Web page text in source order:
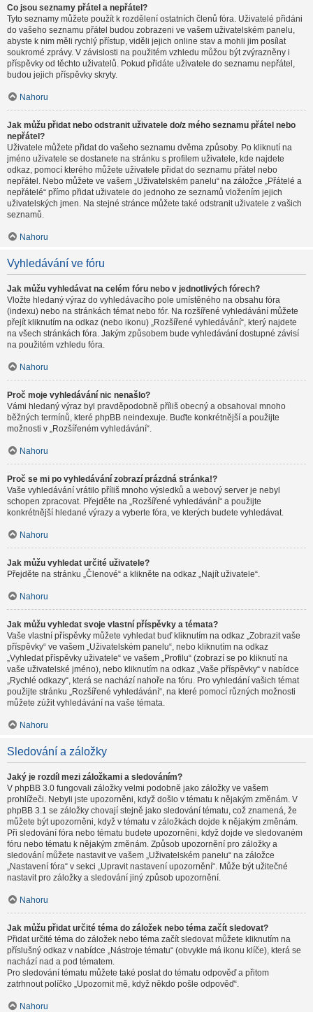
Co jsou seznamy přátel a nepřátel?
Tyto seznamy můžete použít k rozdělení ostatních členů fóra. Uživatelé přidáni
do vašeho seznamu přátel budou zobrazeni ve vašem uživatelském panelu,
abyste k nim měli rychlý přístup, viděli jejich online stav a mohli jim posílat
soukromé zprávy. V závislosti na použitém vzhledu můžou být zvýrazněny i
příspěvky od těchto uživatelů. Pokud přidáte uživatele do seznamu nepřátel,
budou jejich příspěvky skryty.
Nahoru
Jak můžu přidat nebo odstranit uživatele do/z mého seznamu přátel nebo
nepřátel?
Uživatele můžete přidat do vašeho seznamu dvěma způsoby. Po kliknutí na
jméno uživatele se dostanete na stránku s profilem uživatele, kde najdete
odkaz, pomocí kterého můžete uživatele přidat do seznamu přátel nebo
nepřátel. Nebo můžete ve vašem „Uživatelském panelu“ na záložce „Přátelé a
nepřátelé“ přímo přidat uživatele do jednoho ze seznamů vložením jejich
uživatelských jmen. Na stejné stránce můžete také odstranit uživatele z vašich
seznamů.
Nahoru
Vyhledávání ve fóru
Jak můžu vyhledávat na celém fóru nebo v jednotlivých fórech?
Vložte hledaný výraz do vyhledávacího pole umístěného na obsahu fóra
(indexu) nebo na stránkách témat nebo fór. Na rozšířené vyhledávání můžete
přejít kliknutím na odkaz (nebo ikonu) „Rozšířené vyhledávání“, který najdete
na všech stránkách fóra. Jakým způsobem bude vyhledávání dostupné závisí
na použitém vzhledu fóra.
Nahoru
Proč moje vyhledávání nic nenašlo?
Vámi hledaný výraz byl pravděpodobně příliš obecný a obsahoval mnoho
běžných termínů, které phpBB neindexuje. Buďte konkrétnější a použijte
možnosti v „Rozšířeném vyhledávání“.
Nahoru
Proč se mi po vyhledávání zobrazí prázdná stránka!?
Vaše vyhledávání vrátilo příliš mnoho výsledků a webový server je nebyl
schopen zpracovat. Přejděte na „Rozšířené vyhledávání“ a použijte
konkrétnější hledané výrazy a vyberte fóra, ve kterých budete vyhledávat.
Nahoru
Jak můžu vyhledat určité uživatele?
Přejděte na stránku „Členové“ a klikněte na odkaz „Najít uživatele“.
Nahoru
Jak můžu vyhledat svoje vlastní příspěvky a témata?
Vaše vlastní příspěvky můžete vyhledat buď kliknutím na odkaz „Zobrazit vaše
příspěvky“ ve vašem „Uživatelském panelu“, nebo kliknutím na odkaz
„Vyhledat příspěvky uživatele“ ve vašem „Profilu“ (zobrazí se po kliknutí na
vaše uživatelské jméno), nebo kliknutím na odkaz „Vaše příspěvky“ v nabídce
„Rychlé odkazy“, která se nachází nahoře na fóru. Pro vyhledání vašich témat
použijte stránku „Rozšířené vyhledávání“, na které pomocí různých možnosti
můžete zúžit vyhledávání na vaše témata.
Nahoru
Sledování a záložky
Jaký je rozdíl mezi záložkami a sledováním?
V phpBB 3.0 fungovali záložky velmi podobně jako záložky ve vašem
prohlížeči. Nebyli jste upozorněni, když došlo v tématu k nějakým změnám. V
phpBB 3.1 se záložky chovají stejně jako sledování tématu, což znamená, že
můžete být upozorněni, když v tématu v záložkách dojde k nějakým změnám.
Při sledování fóra nebo tématu budete upozorněni, když dojde ve sledovaném
fóru nebo tématu k nějakým změnám. Způsob upozornění pro záložky a
sledování můžete nastavit ve vašem „Uživatelském panelu“ na záložce
„Nastavení fóra“ v sekci „Upravit nastavení upozornění“. Může být užitečné
nastavit pro záložky a sledování jiný způsob upozornění.
Nahoru
Jak můžu přidat určité téma do záložek nebo téma začít sledovat?
Přidat určité téma do záložek nebo téma začít sledovat můžete kliknutím na
příslušný odkaz v nabídce „Nástroje tématu“ (obvykle má ikonu klíče), která se
nachází nad a pod tématem.
Pro sledování tématu můžete také poslat do tématu odpověď a přitom
zatrhnout políčko „Upozornit mě, když někdo pošle odpověď“.
Nahoru